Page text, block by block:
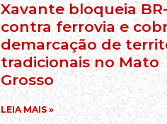
Xavante bloqueia
contra ferrovia e
demarcação de
tradicionais no Mato
Grosso
LEIA MAIS »